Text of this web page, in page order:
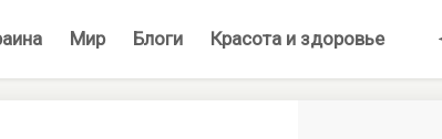
Мир Блоги Красота и здоровье